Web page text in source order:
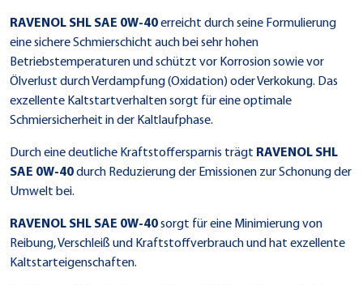
RAVENOL SHL SAE 0W-40erreicht durch seine Formulierung
eine sichere Schmierschicht auch bei sehr hohen
Betriebstemperaturen und schützt vor Korrosion sowie vor
Ölverlust durch Verdampfung (Oxidation) oder Verkokung. Das
exzellente Kaltstartverhalten sorgt für eine optimale
Schmiersicherheit in der Kaltlaufphase.
Durch eine deutliche Kraftstoffersparnis trägt RAVENOL SHL
SAE 0W-40durch Reduzierung der Emissionen zur Schonung der
Umwelt bei.
RAVENOL SHL SAE 0W-40sorgt für eine Minimierung von
Reibung, Verschleiß und Kraftstoffverbrauch und hat exzellente
Kaltstarteigenschaften.